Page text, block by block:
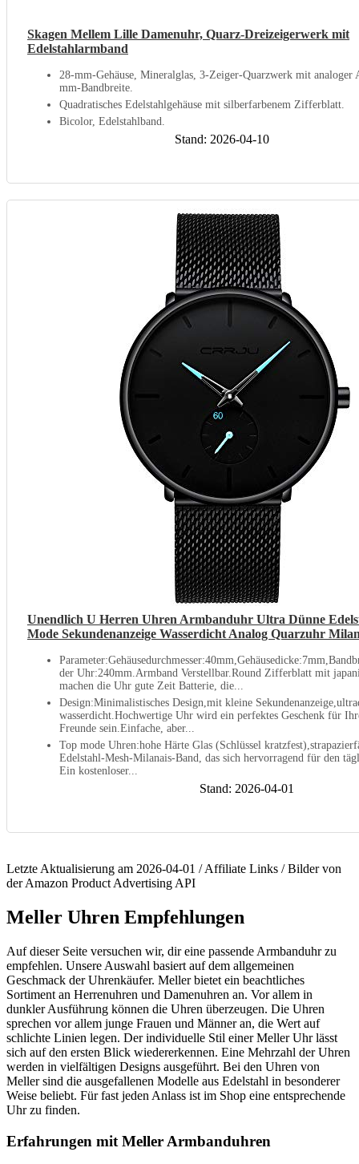
Skagen Mellem Lille Damenuhr, Quarz-Dreizeigerwerk mit
Edelstahlarmband
28-mm-Gehäuse, Mineralglas, 3-Zeiger-Quarzwerk mit analoger
mm-Bandbreite.
Quadratisches Edelstahlgehäuse mit silberfarbenem Zifferblatt.
Bicolor, Edelstahlband.
Stand: 2026-04-10
Unendlich U Herren Uhren Armbanduhr Ultra Dünne
Mode Sekundenanzeige Wasserdicht Analog Quarzuhr
der Uhr:240mm.Armband Verstellbar.Round Zifferblatt mit
machen die Uhr gute Zeit Batterie, die...
Design:Minimalistisches Design,mit kleine
wasserdicht.Hochwertige Uhr wird ein perfektes Geschenk für
Freunde sein.Einfache, aber...
Top mode Uhren:hohe Härte Glas (Schlüssel
Edelstahl-Mesh-Milanais-Band, das sich hervorragend für den
Ein kostenloser...
Stand: 2026-04-01
Letzte Aktualisierung am 2026-04-01 / Affiliate Links / Bilder von
der Amazon Product Advertising API
Meller Uhren Empfehlungen
Auf dieser Seite versuchen wir, dir eine passende Armbanduhr zu
empfehlen. Unsere Auswahl basiert auf dem allgemeinen
Geschmack der Uhrenkäufer. Meller bietet ein beachtliches
Sortiment an Herrenuhren und Damenuhren an. Vor allem in
dunkler Ausführung können die Uhren überzeugen. Die Uhren
sprechen vor allem junge Frauen und Männer an, die Wert auf
schlichte Linien legen. Der individuelle Stil einer Meller Uhr lässt
sich auf den ersten Blick wiedererkennen. Eine Mehrzahl der Uhren
werden in vielfältigen Designs ausgeführt. Bei den Uhren von
Meller sind die ausgefallenen Modelle aus Edelstahl in besonderer
Weise beliebt. Für fast jeden Anlass ist im Shop eine entsprechende
Uhr zu finden.
Erfahrungen mit Meller Armbanduhren